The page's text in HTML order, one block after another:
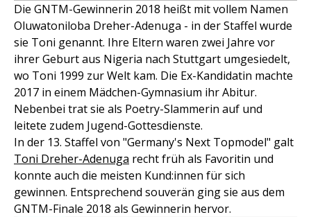
Die GNTM-Gewinnerin 2018 heißt mit vollem Namen
Oluwatoniloba Dreher-Adenuga - in der Staffel wurde
sie Toni genannt. Ihre Eltern waren zwei Jahre vor
ihrer Geburt aus Nigeria nach Stuttgart umgesiedelt,
wo Toni 1999 zur Welt kam. Die Ex-Kandidatin machte
2017 in einem Mädchen-Gymnasium ihr Abitur.
Nebenbei trat sie als Poetry-Slammerin auf und
leitete zudem Jugend-Gottesdienste.
In der 13. Staffel von "Germany's Next Topmodel" galt
Toni Dreher-Adenuga recht früh als Favoritin und
konnte auch die meisten Kund:innen für sich
gewinnen. Entsprechend souverän ging sie aus dem
GNTM-Finale 2018 als Gewinnerin hervor.